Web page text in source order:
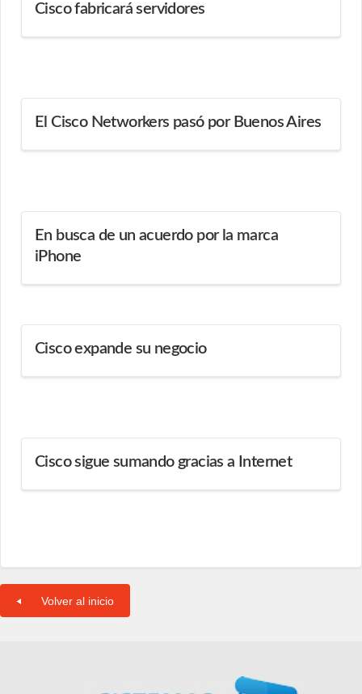
Cisco fabricará servidores
El Cisco Networkers pasó por Buenos Aires
En busca de un acuerdo por la marca
iPhone
Cisco expande su negocio
Cisco sigue sumando gracias a Internet
Volver al inicio